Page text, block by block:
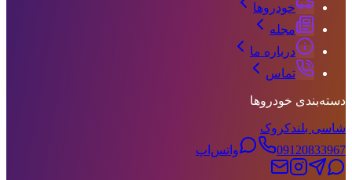
خودروها
مجله
درباره ما
تماس
دسته‌بندی خودروها
شاسی بلندکروک
09120833967
واتس‌اپ